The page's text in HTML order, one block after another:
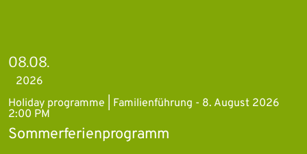
08.08.
2026
Holiday programme | Familienführung - 8. August 2026
2:00 PM
Sommerferienprogramm